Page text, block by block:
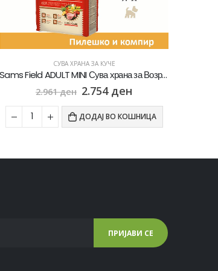
СУВА ХРАНА ЗА КУЧЕ
Sams Field ADULT MINI Сува храна за Возрасни кучиња од Мал раст со Пилешко и компир [Вреќа 8кг]
2.961ден 2.754 ден
ДОДАЈ ВО КОШНИЦА